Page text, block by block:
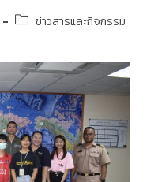
ข่าวสารและกิจกรรม